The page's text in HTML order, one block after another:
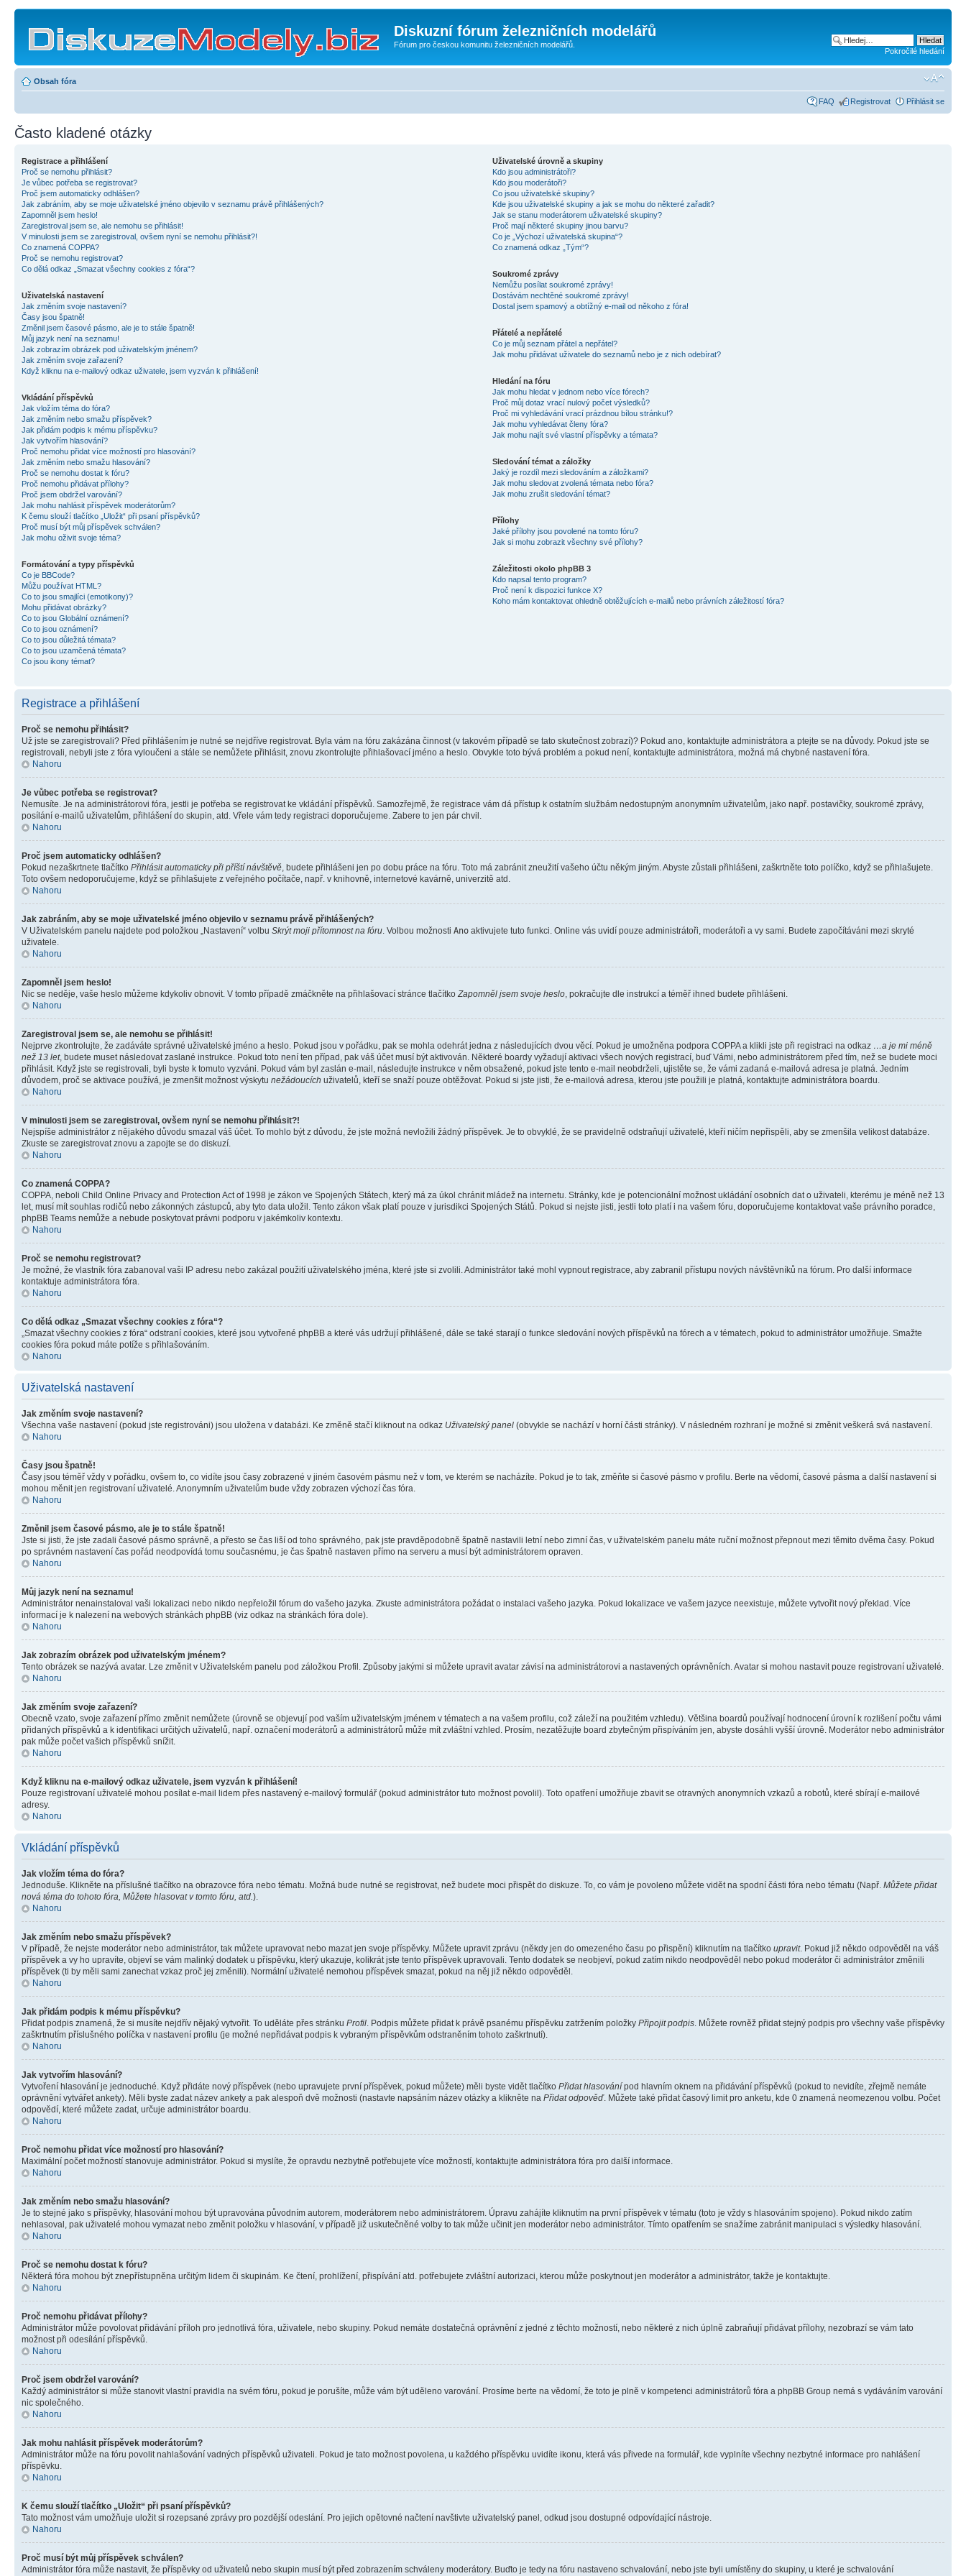
Diskuzní fórum železničních modelářů
Fórum pro českou komunitu železničních modelářů.
Pokročilé hledání
Obsah fóra
FAQ Registrovat Přihlásit se
Často kladené otázky
Registrace a přihlášení
Proč se nemohu přihlásit?
Je vůbec potřeba se registrovat?
Proč jsem automaticky odhlášen?
Jak zabráním, aby se moje uživatelské jméno objevilo v seznamu právě přihlášených?
Zapomněl jsem heslo!
Zaregistroval jsem se, ale nemohu se přihlásit!
V minulosti jsem se zaregistroval, ovšem nyní se nemohu přihlásit?!
Co znamená COPPA?
Proč se nemohu registrovat?
Co dělá odkaz „Smazat všechny cookies z fóra“?
Uživatelská nastavení
Jak změním svoje nastavení?
Časy jsou špatně!
Změnil jsem časové pásmo, ale je to stále špatně!
Můj jazyk není na seznamu!
Jak zobrazím obrázek pod uživatelským jménem?
Jak změním svoje zařazení?
Když kliknu na e-mailový odkaz uživatele, jsem vyzván k přihlášení!
Vkládání příspěvků
Jak vložím téma do fóra?
Jak změním nebo smažu příspěvek?
Jak přidám podpis k mému příspěvku?
Jak vytvořím hlasování?
Proč nemohu přidat více možností pro hlasování?
Jak změním nebo smažu hlasování?
Proč se nemohu dostat k fóru?
Proč nemohu přidávat přílohy?
Proč jsem obdržel varování?
Jak mohu nahlásit příspěvek moderátorům?
K čemu slouží tlačítko „Uložit“ při psaní příspěvků?
Proč musí být můj příspěvek schválen?
Jak mohu oživit svoje téma?
Formátování a typy příspěvků
Co je BBCode?
Můžu používat HTML?
Co to jsou smajlíci (emotikony)?
Mohu přidávat obrázky?
Co to jsou Globální oznámení?
Co to jsou oznámení?
Co to jsou důležitá témata?
Co to jsou uzamčená témata?
Co jsou ikony témat?
Uživatelské úrovně a skupiny
Kdo jsou administrátoři?
Kdo jsou moderátoři?
Co jsou uživatelské skupiny?
Kde jsou uživatelské skupiny a jak se mohu do některé zařadit?
Jak se stanu moderátorem uživatelské skupiny?
Proč mají některé skupiny jinou barvu?
Co je „Výchozí uživatelská skupina“?
Co znamená odkaz „Tým“?
Soukromé zprávy
Nemůžu posílat soukromé zprávy!
Dostávám nechtěné soukromé zprávy!
Dostal jsem spamový a obtížný e-mail od někoho z fóra!
Přátelé a nepřátelé
Co je můj seznam přátel a nepřátel?
Jak mohu přidávat uživatele do seznamů nebo je z nich odebírat?
Hledání na fóru
Jak mohu hledat v jednom nebo více fórech?
Proč můj dotaz vrací nulový počet výsledků?
Proč mi vyhledávání vrací prázdnou bílou stránku!?
Jak mohu vyhledávat členy fóra?
Jak mohu najít své vlastní příspěvky a témata?
Sledování témat a záložky
Jaký je rozdíl mezi sledováním a záložkami?
Jak mohu sledovat zvolená témata nebo fóra?
Jak mohu zrušit sledování témat?
Přílohy
Jaké přílohy jsou povolené na tomto fóru?
Jak si mohu zobrazit všechny své přílohy?
Záležitosti okolo phpBB 3
Kdo napsal tento program?
Proč není k dispozici funkce X?
Koho mám kontaktovat ohledně obtěžujících e-mailů nebo právních záležitostí fóra?
Registrace a přihlášení
Proč se nemohu přihlásit?
Už jste se zaregistrovali? Před přihlášením je nutné se nejdříve registrovat. Byla vám na fóru zakázána činnost (v takovém případě se tato skutečnost zobrazí)? Pokud ano, kontaktujte administrátora a ptejte se na důvody. Pokud jste se
registrovali, nebyli jste z fóra vyloučeni a stále se nemůžete přihlásit, znovu zkontrolujte přihlašovací jméno a heslo. Obvykle toto bývá problém a pokud není, kontaktujte administrátora, možná má chybné nastavení fóra.
Nahoru
Je vůbec potřeba se registrovat?
Nemusíte. Je na administrátorovi fóra, jestli je potřeba se registrovat ke vkládání příspěvků. Samozřejmě, že registrace vám dá přístup k ostatním službám nedostupným anonymním uživatelům, jako např. postavičky, soukromé zprávy,
posílání e-mailů uživatelům, přihlášení do skupin, atd. Vřele vám tedy registraci doporučujeme. Zabere to jen pár chvil.
Nahoru
Proč jsem automaticky odhlášen?
Pokud nezaškrtnete tlačítko Přihlásit automaticky při příští návštěvě , budete přihlášeni jen po dobu práce na fóru. Toto má zabránit zneužití vašeho účtu někým jiným. Abyste zůstali přihlášeni, zaškrtněte toto políčko, když se přihlašujete.
Toto ovšem nedoporučujeme, když se přihlašujete z veřejného počítače, např. v knihovně, internetové kavárně, univerzitě atd.
Nahoru
Jak zabráním, aby se moje uživatelské jméno objevilo v seznamu právě přihlášených?
V Uživatelském panelu najdete pod položkou „Nastavení“ volbu Skrýt moji přítomnost na fóru . Volbou možnosti Ano aktivujete tuto funkci. Online vás uvidí pouze administrátoři, moderátoři a vy sami. Budete započítáváni mezi skryté
uživatele.
Nahoru
Zapomněl jsem heslo!
Nic se neděje, vaše heslo můžeme kdykoliv obnovit. V tomto případě zmáčkněte na přihlašovací stránce tlačítko Zapomněl jsem svoje heslo , pokračujte dle instrukcí a téměř ihned budete přihlášeni.
Nahoru
Zaregistroval jsem se, ale nemohu se přihlásit!
Nejprve zkontrolujte, že zadáváte správné uživatelské jméno a heslo. Pokud jsou v pořádku, pak se mohla odehrát jedna z následujících dvou věcí. Pokud je umožněna podpora COPPA a klikli jste při registraci na odkaz …a je mi méně
než 13 let, budete muset následovat zaslané instrukce. Pokud toto není ten případ, pak váš účet musí být aktivován. Některé boardy vyžadují aktivaci všech nových registrací, buď Vámi, nebo administrátorem před tím, než se budete moci
přihlásit. Když jste se registrovali, byli byste k tomuto vyzváni. Pokud vám byl zaslán e-mail, následujte instrukce v něm obsažené, pokud jste tento e-mail neobdrželi, ujistěte se, že vámi zadaná e-mailová adresa je platná. Jedním
důvodem, proč se aktivace používá, je zmenšit možnost výskytu nežádoucích uživatelů, kteří se snaží pouze obtěžovat. Pokud si jste jisti, že e-mailová adresa, kterou jste použili je platná, kontaktujte administrátora boardu.
Nahoru
V minulosti jsem se zaregistroval, ovšem nyní se nemohu přihlásit?!
Nejspíše administrátor z nějakého důvodu smazal váš účet. To mohlo být z důvodu, že jste možná nevložili žádný příspěvek. Je to obvyklé, že se pravidelně odstraňují uživatelé, kteří ničím nepřispěli, aby se zmenšila velikost databáze.
Zkuste se zaregistrovat znovu a zapojte se do diskuzí.
Nahoru
Co znamená COPPA?
COPPA, neboli Child Online Privacy and Protection Act of 1998 je zákon ve Spojených Státech, který má za úkol chránit mládež na internetu. Stránky, kde je potencionální možnost ukládání osobních dat o uživateli, kterému je méně než 13
let, musí mít souhlas rodičů nebo zákonných zástupců, aby tyto data uložil. Tento zákon však platí pouze v jurisdikci Spojených Států. Pokud si nejste jisti, jestli toto platí i na vašem fóru, doporučujeme kontaktovat vaše právního poradce,
phpBB Teams nemůže a nebude poskytovat právni podporu v jakémkoliv kontextu.
Nahoru
Proč se nemohu registrovat?
Je možné, že vlastník fóra zabanoval vaši IP adresu nebo zakázal použití uživatelského jména, které jste si zvolili. Administrátor také mohl vypnout registrace, aby zabranil přístupu nových návštěvníků na fórum. Pro další informace
kontaktuje administrátora fóra.
Nahoru
Co dělá odkaz „Smazat všechny cookies z fóra“?
„Smazat všechny cookies z fóra“ odstraní cookies, které jsou vytvořené phpBB a které vás udržují přihlášené, dále se také starají o funkce sledování nových příspěvků na fórech a v tématech, pokud to administrátor umožňuje. Smažte
cookies fóra pokud máte potíže s přihlašováním.
Nahoru
Uživatelská nastavení
Jak změním svoje nastavení?
Všechna vaše nastavení (pokud jste registrováni) jsou uložena v databázi. Ke změně stačí kliknout na odkaz Uživatelský panel (obvykle se nachází v horní části stránky). V následném rozhraní je možné si změnit veškerá svá nastavení.
Nahoru
Časy jsou špatně!
Časy jsou téměř vždy v pořádku, ovšem to, co vidíte jsou časy zobrazené v jiném časovém pásmu než v tom, ve kterém se nacházíte. Pokud je to tak, změňte si časové pásmo v profilu. Berte na vědomí, časové pásma a další nastavení si
mohou měnit jen registrovaní uživatelé. Anonymním uživatelům bude vždy zobrazen výchozí čas fóra.
Nahoru
Změnil jsem časové pásmo, ale je to stále špatně!
Jste si jisti, že jste zadali časové pásmo správně, a přesto se čas liší od toho správného, pak jste pravděpodobně špatně nastavili letní nebo zimní čas, v uživatelském panelu máte ruční možnost přepnout mezi těmito dvěma časy. Pokud
po správném nastavení čas pořád neodpovídá tomu současnému, je čas špatně nastaven přímo na serveru a musí být administrátorem opraven.
Nahoru
Můj jazyk není na seznamu!
Administrátor nenainstaloval vaši lokalizaci nebo nikdo nepřeložil fórum do vašeho jazyka. Zkuste administrátora požádat o instalaci vašeho jazyka. Pokud lokalizace ve vašem jazyce neexistuje, můžete vytvořit nový překlad. Více
informací je k nalezení na webových stránkách phpBB (viz odkaz na stránkách fóra dole).
Nahoru
Jak zobrazím obrázek pod uživatelským jménem?
Tento obrázek se nazývá avatar. Lze změnit v Uživatelském panelu pod záložkou Profil. Způsoby jakými si můžete upravit avatar závisí na administrátorovi a nastavených oprávněních. Avatar si mohou nastavit pouze registrovaní uživatelé.
Nahoru
Jak změním svoje zařazení?
Obecně vzato, svoje zařazení přímo změnit nemůžete (úrovně se objevují pod vaším uživatelským jménem v tématech a na vašem profilu, což záleží na použitém vzhledu). Většina boardů používají hodnocení úrovní k rozlišení počtu vámi
přidaných příspěvků a k identifikaci určitých uživatelů, např. označení moderátorů a administrátorů může mít zvláštní vzhled. Prosím, nezatěžujte board zbytečným přispíváním jen, abyste dosáhli vyšší úrovně. Moderátor nebo administrátor
pak může počet vašich příspěvků snížit.
Nahoru
Když kliknu na e-mailový odkaz uživatele, jsem vyzván k přihlášení!
Pouze registrovaní uživatelé mohou posílat e-mail lidem přes nastavený e-mailový formulář (pokud administrátor tuto možnost povolil). Toto opatření umožňuje zbavit se otravných anonymních vzkazů a robotů, které sbírají e-mailové
adresy.
Nahoru
Vkládání příspěvků
Jak vložím téma do fóra?
Jednoduše. Klikněte na příslušné tlačítko na obrazovce fóra nebo tématu. Možná bude nutné se registrovat, než budete moci přispět do diskuze. To, co vám je povoleno můžete vidět na spodní části fóra nebo tématu (Např. Můžete přidat
nová téma do tohoto fóra, Můžete hlasovat v tomto fóru, atd. ).
Nahoru
Jak změním nebo smažu příspěvek?
V případě, že nejste moderátor nebo administrátor, tak můžete upravovat nebo mazat jen svoje příspěvky. Můžete upravit zprávu (někdy jen do omezeného času po přispění) kliknutím na tlačítko upravit. Pokud již někdo odpověděl na váš
příspěvek a vy ho upravíte, objeví se vám malinký dodatek u příspěvku, který ukazuje, kolikrát jste tento příspěvek upravovali. Tento dodatek se neobjeví, pokud zatím nikdo neodpověděl nebo pokud moderátor či administrátor změnili
příspěvek (ti by měli sami zanechat vzkaz proč jej změnili). Normální uživatelé nemohou příspěvek smazat, pokud na něj již někdo odpověděl.
Nahoru
Jak přidám podpis k mému příspěvku?
Přidat podpis znamená, že si musíte nejdřív nějaký vytvořit. To uděláte přes stránku Profil . Podpis můžete přidat k právě psanému příspěvku zatržením položky Připojit podpis . Můžete rovněž přidat stejný podpis pro všechny vaše příspěvky
zaškrtnutím příslušného políčka v nastavení profilu (je možné nepřidávat podpis k vybraným příspěvkům odstraněním tohoto zaškrtnutí).
Nahoru
Jak vytvořím hlasování?
Vytvoření hlasování je jednoduché. Když přidáte nový příspěvek (nebo upravujete první příspěvek, pokud můžete) měli byste vidět tlačítko Přidat hlasovánípod hlavním oknem na přidávání příspěvků (pokud to nevidíte, zřejmě nemáte
oprávnění vytvářet ankety). Měli byste zadat název ankety a pak alespoň dvě možnosti (nastavte napsáním název otázky a klikněte na Přidat odpověď. Můžete také přidat časový limit pro anketu, kde 0 znamená neomezenou volbu. Počet
odpovědí, které můžete zadat, určuje administrátor boardu.
Nahoru
Proč nemohu přidat více možností pro hlasování?
Maximální počet možností stanovuje administrátor. Pokud si myslíte, že opravdu nezbytně potřebujete více možností, kontaktujte administrátora fóra pro další informace.
Nahoru
Jak změním nebo smažu hlasování?
Je to stejné jako s příspěvky, hlasování mohou být upravována původním autorem, moderátorem nebo administrátorem. Úpravu zahájíte kliknutím na první příspěvek v tématu (toto je vždy s hlasováním spojeno). Pokud nikdo zatím
nehlasoval, pak uživatelé mohou vymazat nebo změnit položku v hlasování, v případě již uskutečněné volby to tak může učinit jen moderátor nebo administrátor. Tímto opatřením se snažíme zabránit manipulaci s výsledky hlasování.
Nahoru
Proč se nemohu dostat k fóru?
Některá fóra mohou být znepřístupněna určitým lidem či skupinám. Ke čtení, prohlížení, přispívání atd. potřebujete zvláštní autorizaci, kterou může poskytnout jen moderátor a administrátor, takže je kontaktujte.
Nahoru
Proč nemohu přidávat přílohy?
Administrátor může povolovat přidávání příloh pro jednotlivá fóra, uživatele, nebo skupiny. Pokud nemáte dostatečná oprávnění z jedné z těchto možností, nebo některé z nich úplně zabraňují přidávat přílohy, nezobrazí se vám tato
možnost při odesílání příspěvků.
Nahoru
Proč jsem obdržel varování?
Každý administrátor si může stanovit vlastní pravidla na svém fóru, pokud je porušíte, může vám být uděleno varování. Prosíme berte na vědomí, že toto je plně v kompetenci administrátorů fóra a phpBB Group nemá s vydáváním varování
nic společného.
Nahoru
Jak mohu nahlásit příspěvek moderátorům?
Administrátor může na fóru povolit nahlašování vadných příspěvků uživateli. Pokud je tato možnost povolena, u každého příspěvku uvidíte ikonu, která vás přivede na formulář, kde vyplníte všechny nezbytné informace pro nahlášení
příspěvku.
Nahoru
K čemu slouží tlačítko „Uložit“ při psaní příspěvků?
Tato možnost vám umožňuje uložit si rozepsané zprávy pro pozdější odeslání. Pro jejich opětovné načtení navštivte uživatelský panel, odkud jsou dostupné odpovídající nástroje.
Nahoru
Proč musí být můj příspěvek schválen?
Administrátor fóra může nastavit, že příspěvky od uživatelů nebo skupin musí být před zobrazením schváleny moderátory. Buďto je tedy na fóru nastaveno schvalování, nebo jste byli umístěny do skupiny, u které je schvalování